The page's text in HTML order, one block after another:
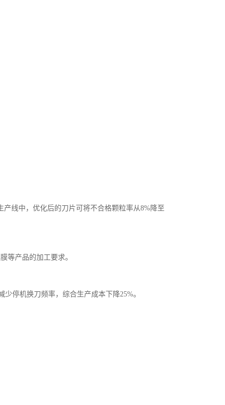
线中，优化后的刀片可将不合格颗粒率从8%降至
等产品的加工要求。
停机换刀频率，综合生产成本下降25%。